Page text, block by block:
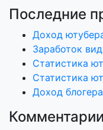
Последние
Доход
Заработок
Статистика
Статистика
Доход